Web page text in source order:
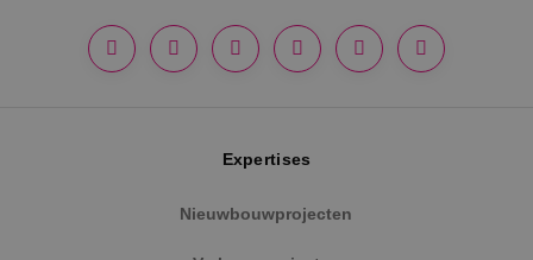
Expertises
Nieuwbouwprojecten